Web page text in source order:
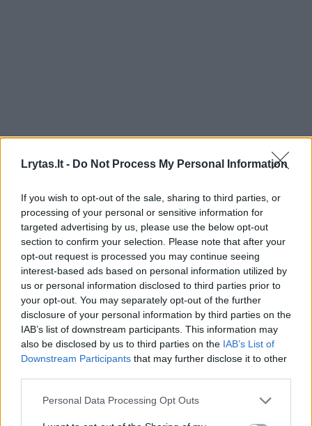
Lrytas.lt - Do Not Process My Personal Information
If you wish to opt-out of the sale, sharing to third parties, or
processing of your personal or sensitive information for
targeted advertising by us, please use the below opt-out
section to confirm your selection. Please note that after your
opt-out request is processed you may continue seeing
interest-based ads based on personal information utilized by
us or personal information disclosed to third parties prior to
your opt-out. You may separately opt-out of the further
disclosure of your personal information by third parties on the
IAB’s list of downstream participants. This information may
also be disclosed by us to third parties on the IAB’s List of
Downstream Participants that may further disclose it to other
Personal Data Processing Opt Outs
Pasaulis Konfliktai ir saugumas
Karas Ukrainoje. Visą Maskvą
sudrebino galingas sprogimas:
išsigandę rusai nežino, kas vyksta
(5)
2026 m. rugpjūčio 7 d. 03:55
Lrytas.lt